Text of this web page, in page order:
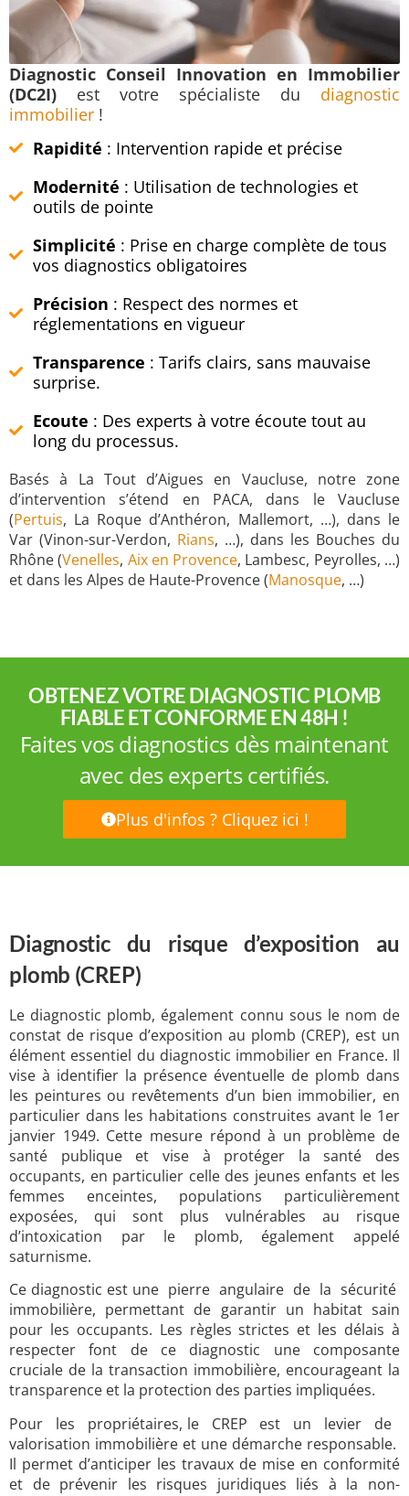
Diagnostic Conseil Innovation en Immobilier
(DC2I) est votre spécialiste du diagnostic
immobilier !
Rapidité : Intervention rapide et précise
Modernité : Utilisation de technologies et
outils de pointe
Simplicité : Prise en charge complète de tous
vos diagnostics obligatoires
Précision : Respect des normes et
réglementations en vigueur
Transparence : Tarifs clairs, sans mauvaise
surprise.
Ecoute : Des experts à votre écoute tout au
long du processus.
Basés à La Tout d’Aigues en Vaucluse, notre zone
d’intervention s’étend en PACA, dans le Vaucluse
(Pertuis, La Roque d’Anthéron, Mallemort, …), dans le
Var (Vinon-sur-Verdon, Rians, …), dans les Bouches du
Rhône (Venelles, Aix en Provence, Lambesc, Peyrolles, …)
et dans les Alpes de Haute-Provence (Manosque, …)
OBTENEZ VOTRE DIAGNOSTIC PLOMB
FIABLE ET CONFORME EN 48H !
Faites vos diagnostics dès maintenant
avec des experts certifiés.
Plus d'infos ? Cliquez ici !
Diagnostic du risque d’exposition au
plomb (CREP)
Le diagnostic plomb, également connu sous le nom de
constat de risque d’exposition au plomb (CREP), est un
élément essentiel du diagnostic immobilier en France. Il
vise à identifier la présence éventuelle de plomb dans
les peintures ou revêtements d’un bien immobilier, en
particulier dans les habitations construites avant le 1er
janvier 1949. Cette mesure répond à un problème de
santé publique et vise à protéger la santé des
occupants, en particulier celle des jeunes enfants et les
femmes enceintes, populations particulièrement
exposées, qui sont plus vulnérables au risque
d’intoxication par le plomb, également appelé
saturnisme.
Ce diagnostic est une pierre angulaire de la sécurité
immobilière, permettant de garantir un habitat sain
pour les occupants. Les règles strictes et les délais à
respecter font de ce diagnostic une composante
cruciale de la transaction immobilière, encourageant la
transparence et la protection des parties impliquées.
Pour les propriétaires, le CREP est un levier de
valorisation immobilière et une démarche responsable.
Il permet d’anticiper les travaux de mise en conformité
et de prévenir les risques juridiques liés à la non-